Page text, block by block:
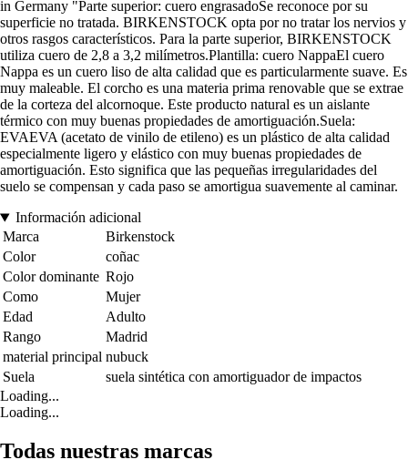
in Germany "Parte superior: cuero engrasadoSe reconoce por su
superficie no tratada. BIRKENSTOCK opta por no tratar los nervios y
otros rasgos característicos. Para la parte superior, BIRKENSTOCK
utiliza cuero de 2,8 a 3,2 milímetros.Plantilla: cuero NappaEl cuero
Nappa es un cuero liso de alta calidad que es particularmente suave. Es
muy maleable. El corcho es una materia prima renovable que se extrae
de la corteza del alcornoque. Este producto natural es un aislante
térmico con muy buenas propiedades de amortiguación.Suela:
EVAEVA (acetato de vinilo de etileno) es un plástico de alta calidad
especialmente ligero y elástico con muy buenas propiedades de
amortiguación. Esto significa que las pequeñas irregularidades del
suelo se compensan y cada paso se amortigua suavemente al caminar.
Información adicional
Marca
Birkenstock
Color
coñac
Color dominante Rojo
Como
Mujer
Edad
Adulto
Rango
Madrid
material principal nubuck
Suela
suela sintética con amortiguador de impactos
Loading...
Loading...
Todas nuestras marcas